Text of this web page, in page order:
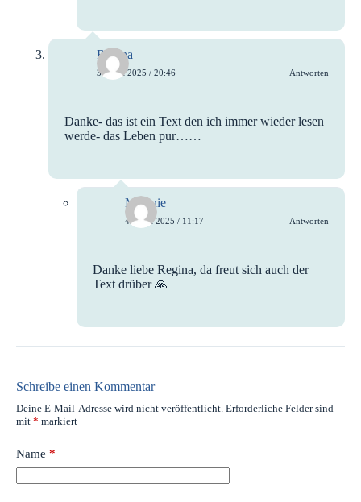
Regina
3. April 2025 / 20:46 Antworten
Danke- das ist ein Text den ich immer wieder lesen
werde- das Leben pur……
Melanie
4. April 2025 / 11:17 Antworten
Danke liebe Regina, da freut sich auch der
Text drüber 🙏
Schreibe einen Kommentar
Deine E-Mail-Adresse wird nicht veröffentlicht. Erforderliche Felder sind
mit * markiert
Name *